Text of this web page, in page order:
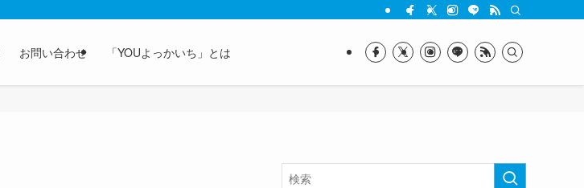
お問い合わせ 「YOUよっかいち」とは